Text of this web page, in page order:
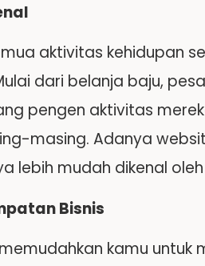
aktivitas kehidupan
dari belanja baju,
pengen aktivitas
masing. Adanya
lebih mudah dikenal
Bisnis
kamu